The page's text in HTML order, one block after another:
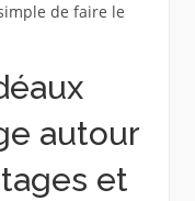
de faire le
autour
et